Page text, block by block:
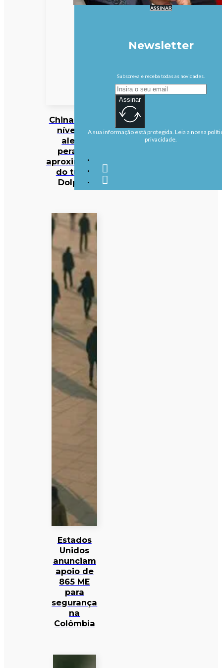
China eleva
nível de
alerta
perante
aproximação
do tufão
Dolphin
Estados
Unidos
anunciam
apoio de
865 ME
para
segurança
na
Colômbia
ASSINAR
Newsletter
Subscreva e receba todas as novidades.
Assinar
A sua informação está protegida. Leia a nossa
privacidade.